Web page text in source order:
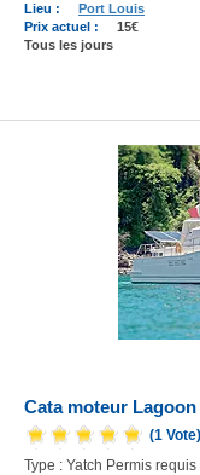
Lieu :
Port Louis
Prix actuel :
15€
Tous les jours
Cata moteur Lagoon
(1 Vote)
Type : Yatch Permis